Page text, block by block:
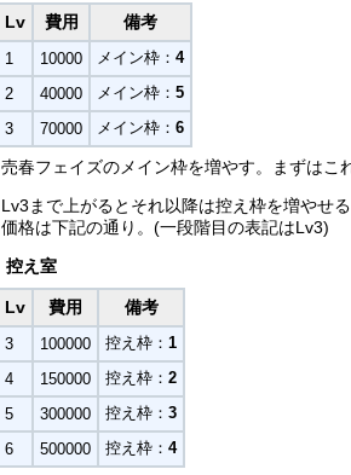
Lv 費用 備考
1 10000 メイン枠： 4
2
40000 メイン枠： 5
3
70000 メイン枠： 6
売春フェイズのメイン枠を増やす。まずはこ
Lv3まで上がるとそれ以降は控え枠を増やせ
価格は下記の通り。(一段階目の表記はLv3)
控え室
Lv 費用 備考
3 100000 控え枠： 1
4
150000 控え枠： 2
5
300000 控え枠： 3
6
500000 控え枠： 4